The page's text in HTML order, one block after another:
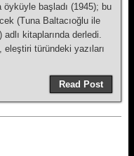
öy­küyle başladı (1945); bu
(Tuna Baltacıoğlu ile
adlı kitaplarında derledi.
eleştiri türündeki yazıları
Read Post